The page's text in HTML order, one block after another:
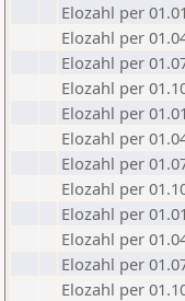
Elozahl per
Elozahl per
Elozahl per
Elozahl per
Elozahl per
Elozahl per
Elozahl per
Elozahl per
Elozahl per
Elozahl per
Elozahl per
Elozahl per